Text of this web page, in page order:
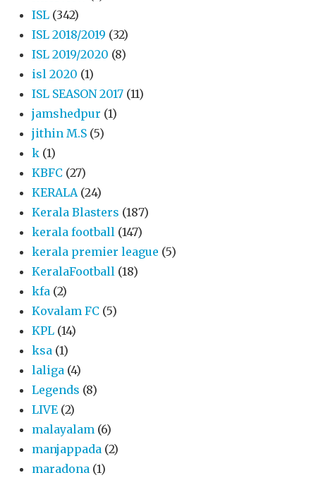
ISL (342)
ISL 2018/2019 (32)
ISL 2019/2020 (8)
isl 2020 (1)
ISL SEASON 2017 (11)
jamshedpur (1)
jithin M.S (5)
k (1)
KBFC (27)
KERALA (24)
Kerala Blasters (187)
kerala football (147)
kerala premier league (5)
KeralaFootball (18)
kfa (2)
Kovalam FC (5)
KPL (14)
ksa (1)
laliga (4)
Legends (8)
LIVE (2)
malayalam (6)
manjappada (2)
maradona (1)